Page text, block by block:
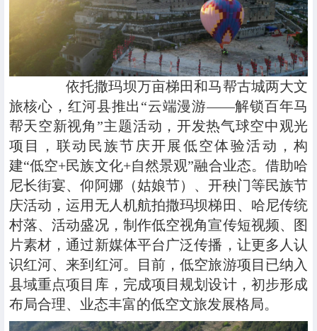
依托撒玛坝万亩梯田和马帮古城两大文
旅核心，红河县推出“云端漫游——解锁百年马
帮天空新视角”主题活动，开发热气球空中观光
项目，联动民族节庆开展低空体验活动，构
建“低空+民族文化+自然景观”融合业态。借助哈
尼长街宴、仰阿娜（姑娘节）、开秧门等民族节
庆活动，运用无人机航拍撒玛坝梯田、哈尼传统
村落、活动盛况，制作低空视角宣传短视频、图
片素材，通过新媒体平台广泛传播，让更多人认
识红河、来到红河。目前，低空旅游项目已纳入
县域重点项目库，完成项目规划设计，初步形成
布局合理、业态丰富的低空文旅发展格局。